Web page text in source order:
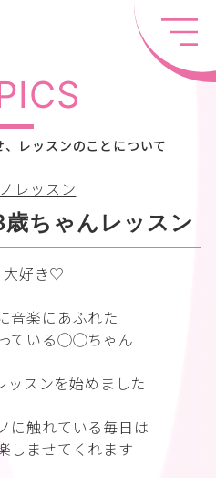
レッスンのことについて
レッスン
ちゃんレッスン
大好き♡
音楽にあふれた
ている◯◯ちゃん
ッスンを始めました
に触れている毎日は
しませてくれます